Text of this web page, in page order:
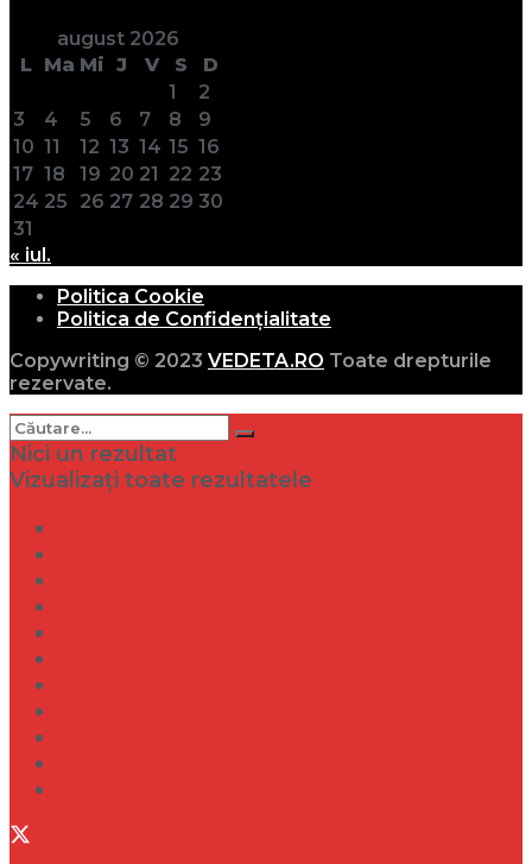
august 2026
L Ma Mi J V S
D
1
2
3
4 5 6 7 8
9
10 11 12 13 14 15 16
17 18 19 20 21 22 23
24 25 26 27 28 29 30
31
« iul.
Politica Cookie
Politica de Confidențialitate
Copywriting © 2023 VEDETA.RO Toate drepturile
rezervate.
Nici un rezultat
Vizualizați toate rezultatele